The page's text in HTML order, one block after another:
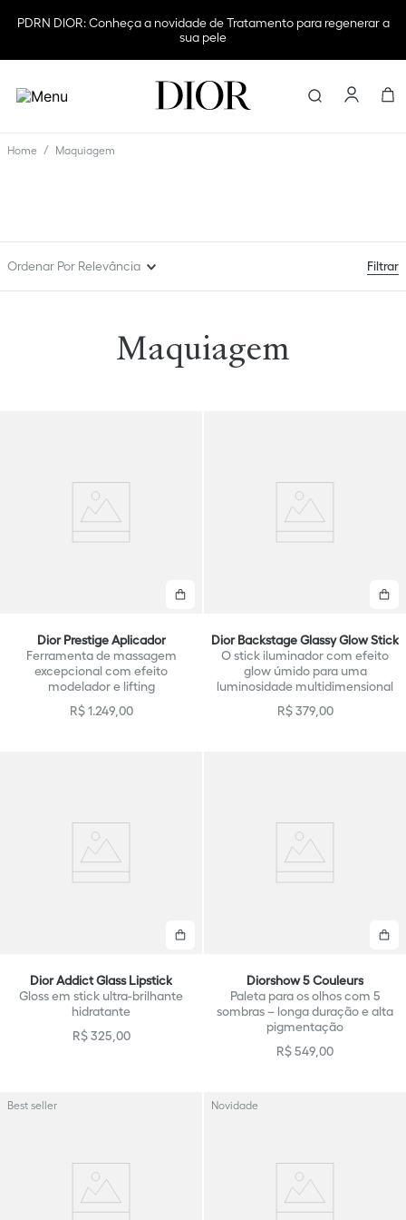
PDRN DIOR: Conheça a novidade de Tratamento para regenerar a
sua pele
Encontre
Maquiagem
Ordenar Por Relevância Filtrar
Maquiagem
Dior Prestige Aplicador
Ferramenta de massagem
excepcional com efeito
modelador e lifting
R$ 1.249, 00
Dior Backstage Glassy Glow Stick
O stick iluminador com efeito
glow úmido para uma
luminosidade multidimensional
R$ 379, 00
Dior Addict Glass Lipstick
Gloss em stick ultra-brilhante
hidratante
R$ 325 00
Diorshow 5 Couleurs
Paleta para os olhos com 5
sombras – longa duração e alta
pigmentação
R$549 00
Best seller Novidade